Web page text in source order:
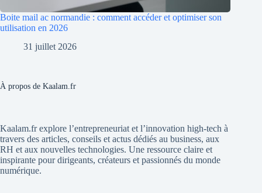
Boite mail ac normandie : comment accéder et optimiser son
utilisation en 2026
31 juillet 2026
À propos de Kaalam.fr
Kaalam.fr explore l’entrepreneuriat et l’innovation high-tech à
travers des articles, conseils et actus dédiés au business, aux
RH et aux nouvelles technologies. Une ressource claire et
inspirante pour dirigeants, créateurs et passionnés du monde
numérique.